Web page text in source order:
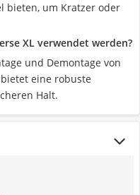
bieten, um Kratzer oder
XL verwendet werden?
und Demontage von
eine robuste
Halt.